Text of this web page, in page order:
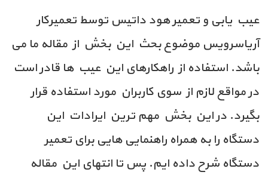
عیب یابی و تعمیر هود داتیس توسط تعمیرکار
آریاسرویس موضوع بحث این بخش از مقاله ما می
باشد. استفاده از راهکارهای این عیب ها قادر است
در مواقع لازم از سوی کاربران مورد استفاده قرار
بگیرد. در این بخش مهم ترین ایرادات این
دستگاه را به همراه راهنمایی هایی برای تعمیر
دستگاه شرح داده ایم. پس تا انتهای این مقاله